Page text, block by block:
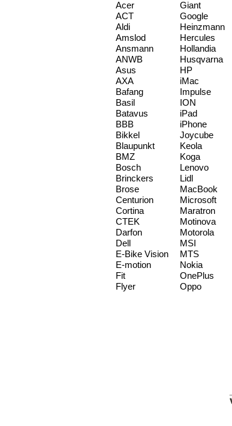
Acer
ACT
Aldi
Amslod
Ansmann
ANWB
Asus
AXA
Bafang
Basil
Batavus
BBB
Bikkel
Blaupunkt
BMZ
Bosch
Brinckers
Brose
Centurion
Cortina
CTEK
Darfon
Dell
E-Bike Vision
E-motion
Fit
Flyer
Giant
Google
Heinzmann
Hercules
Hollandia
Husqvarna
HP
iMac
Impulse
ION
iPad
iPhone
Joycube
Keola
Koga
Lenovo
Lidl
MacBook
Microsoft
Maratron
Motinova
Motorola
MSI
MTS
Nokia
OnePlus
Oppo